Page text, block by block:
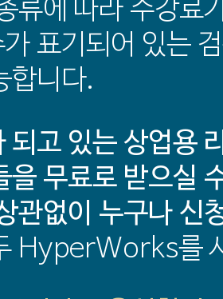
류에 따라 수강료
표기되어 있는
합니다.
되고 있는 상업용
을 무료로 받으실
관없이 누구나 신
HyperWorks를